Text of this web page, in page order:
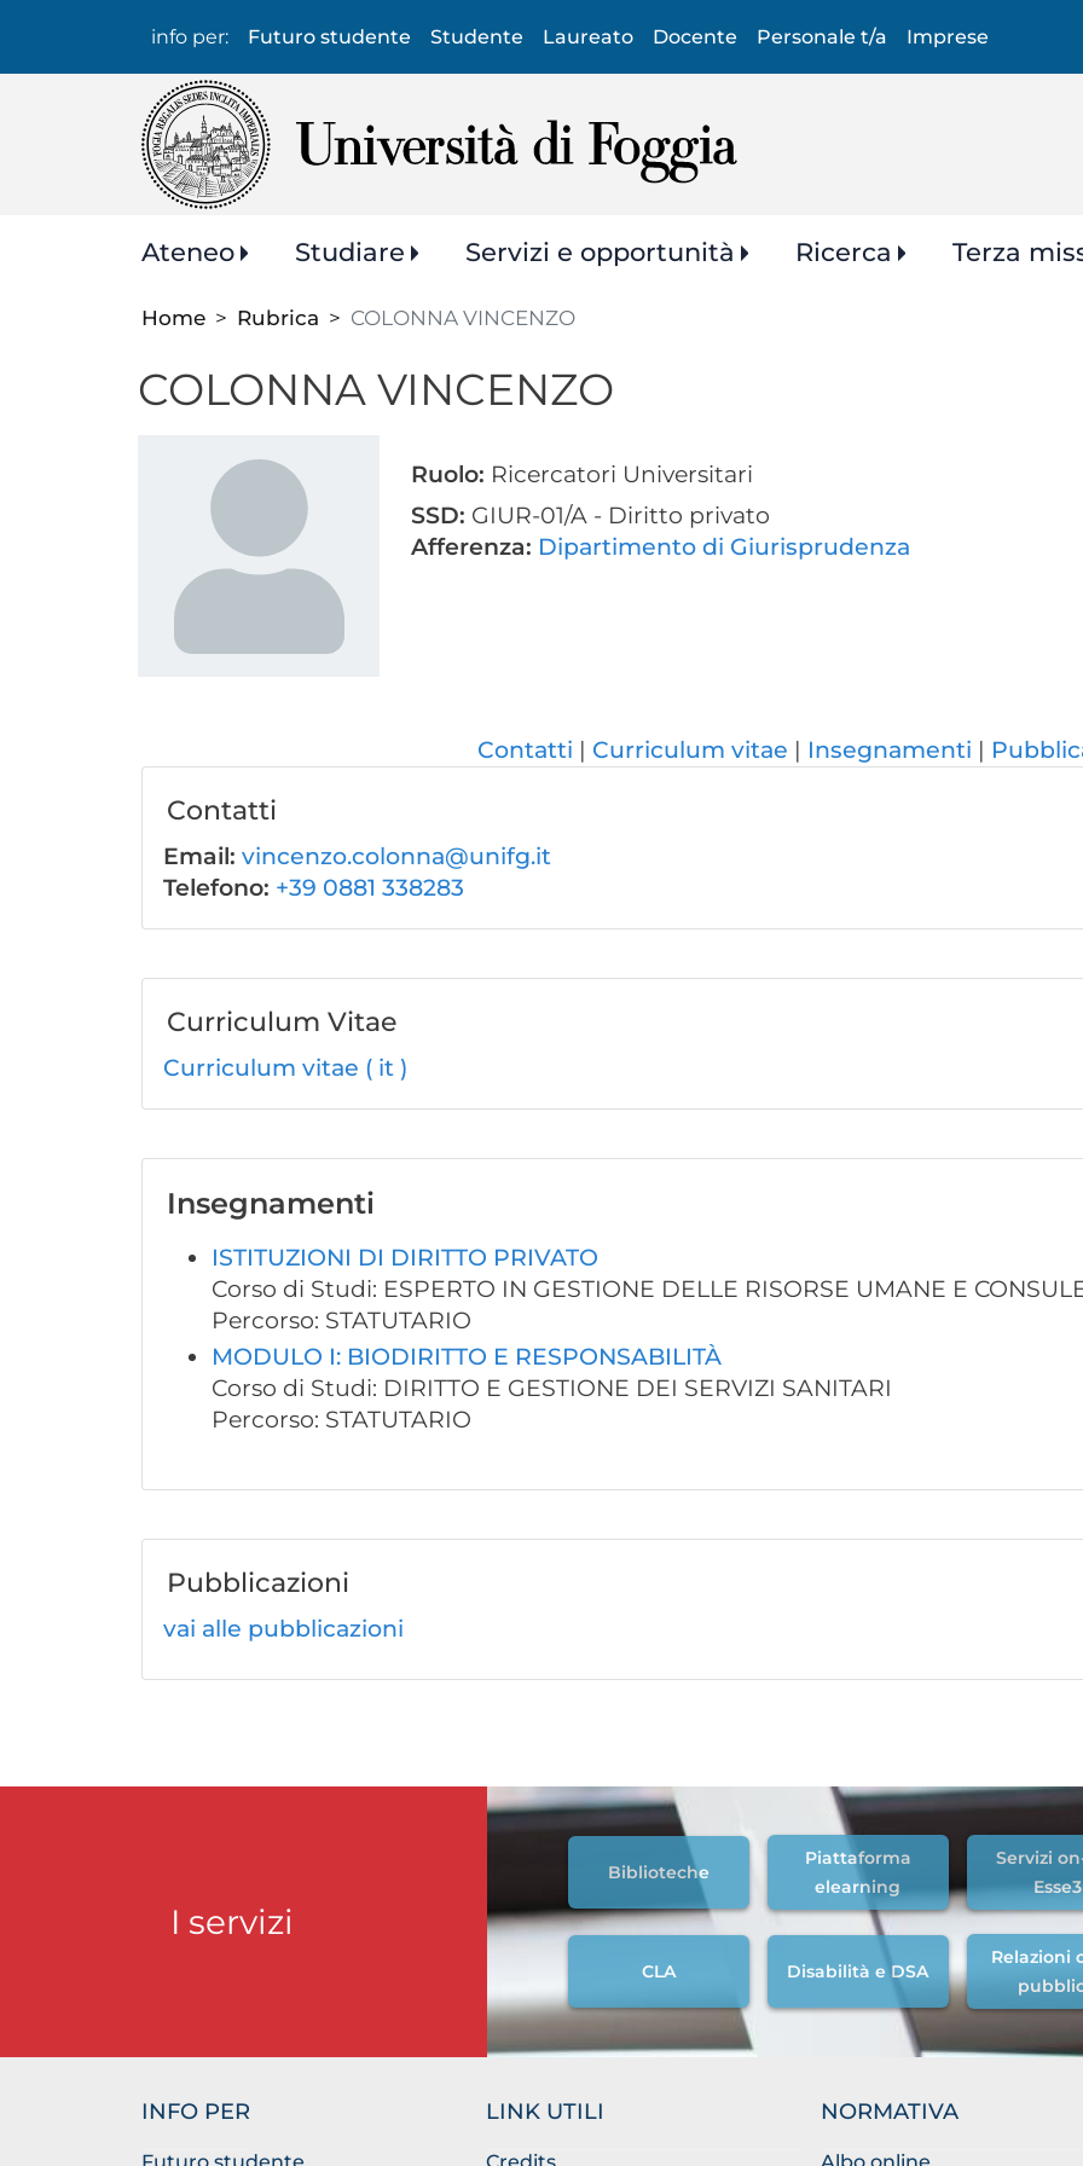
Info
per:
info per: Futuro studente Studente Laureato Docente Personale t/a Imprese
Navigazione
Ateneo Studiare Servizi e opportunità Ricerca Terza
Home Rubrica COLONNA VINCENZO
COLONNA VINCENZO
Ruolo: Ricercatori Universitari
SSD: GIUR-01/A - Diritto privato
Afferenza: Dipartimento di Giurisprudenza
Contatti Curriculum vitae Insegnamenti
Contatti
Email: vincenzo.colonna@unifg.it
Telefono: +39 0881 338283
Curriculum Vitae
Curriculum vitae ( it )
Insegnamenti
ISTITUZIONI DI DIRITTO PRIVATO
Corso di Studi: ESPERTO IN GESTIONE DELLE RISORSE UMANE E
Percorso: STATUTARIO
MODULO I: BIODIRITTO E RESPONSABILITÀ
Corso di Studi: DIRITTO E GESTIONE DEI SERVIZI SANITARI
Percorso: STATUTARIO
Pubblicazioni
vai alle pubblicazioni
I servizi
Biblioteche
Piattaforma
elearning
Servizi
Esse3
CLA Disabilità e DSA
Relazioni
INFO PER LINK UTILI NORMATIVA